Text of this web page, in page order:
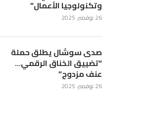
وتكنولوجيا الأعمال”
26 نوفمبر، 2025
صدى سوشال يطلق حملة
“تضييق الخناق الرقمي…
عنف مزدوج”
26 نوفمبر، 2025